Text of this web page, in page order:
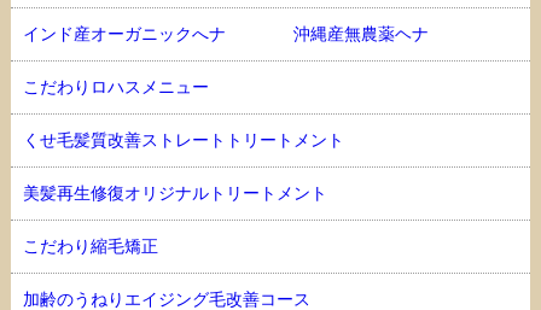
インド産オーガニックへナ 沖縄産無農薬ヘナ
こだわりロハスメニュー
くせ毛髪質改善ストレートトリートメント
美髪再生修復オリジナルトリートメント
こだわり縮毛矯正
加齢のうねりエイジング毛改善コース